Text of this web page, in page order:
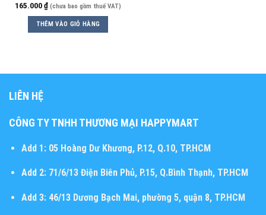
165.000₫ (chưa bao gồm thuế VAT)
THÊM VÀO GIỎ HÀNG
LIÊN HỆ
CÔNG TY TNHH THƯƠNG MẠI HAPPYMART
Add 1:05 Hoàng Dư Khương, P.12, Q.10, TP.HCM
Add 2:71/6/13 Điện Biên Phủ, P.15, Q.Bình Thạnh, TP.HCM
Add 3:46/13 Dương Bạch Mai, phường 5, quận 8, TP.HCM